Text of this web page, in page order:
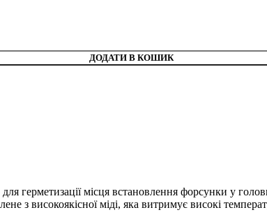
ДОДАТИ В КОШИК
герметизації місця встановлення форсунки у
з високоякісної міді, яка витримує високі